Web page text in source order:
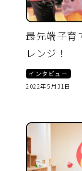
最先端子育
レンジ！
インタビュー
2022年5月31日